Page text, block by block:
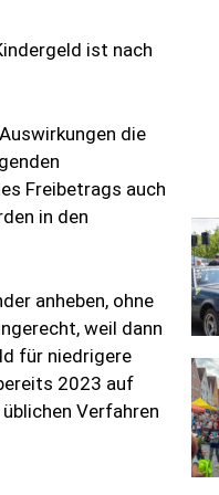
ist nach
die
Freibetrags auch
in den
anheben, ohne
weil dann
für niedrigere
2023 auf
Verfahren